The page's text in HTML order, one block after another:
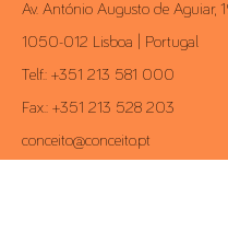
Av. António Augusto de Aguiar,
1050-012 Lisboa | Portugal
Telf.: +351 213 581 000
Fax.: +351 213 528 203
conceito@conceito.pt